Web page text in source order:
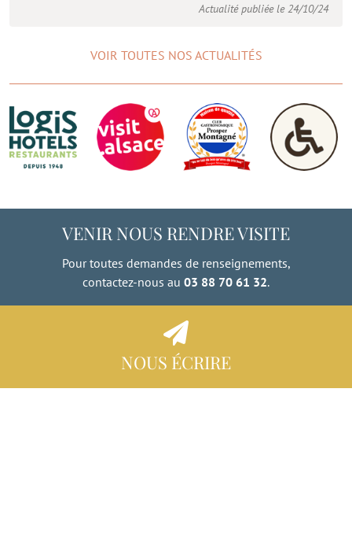
Actualité publiée le 24/10/24
VOIR TOUTES NOS ACTUALITÉS
VENIR NOUS RENDRE VISITE
Pour toutes demandes de renseignements,
contactez-nous au 03 88 70 61 32.
NOUS ÉCRIRE